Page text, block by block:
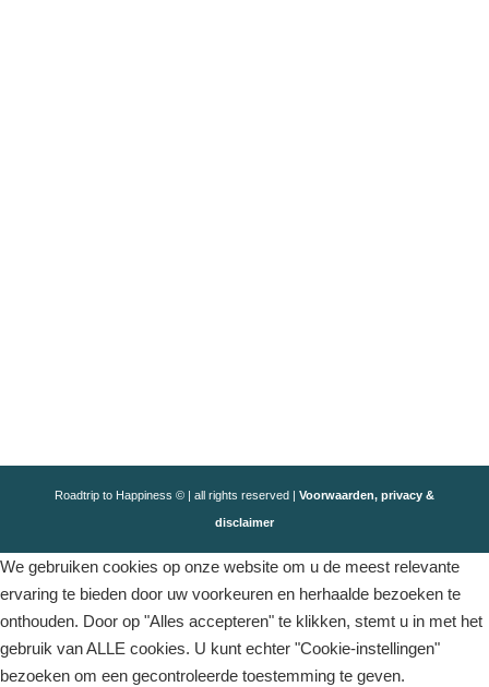
Roadtrip to Happiness © | all rights reserved | Voorwaarden, privacy &
disclaimer
We gebruiken cookies op onze website om u de meest relevante
ervaring te bieden door uw voorkeuren en herhaalde bezoeken te
onthouden. Door op "Alles accepteren" te klikken, stemt u in met het
gebruik van ALLE cookies. U kunt echter "Cookie-instellingen"
bezoeken om een ​​gecontroleerde toestemming te geven.